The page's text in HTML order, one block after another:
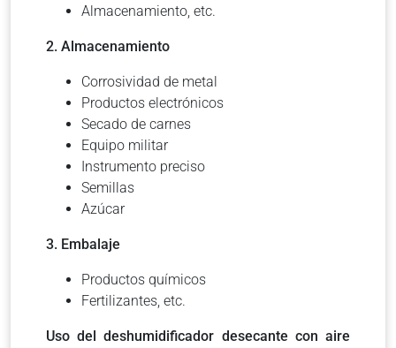
Almacenamiento, etc.
2. Almacenamiento
Corrosividad de metal
Productos electrónicos
Secado de carnes
Equipo militar
Instrumento preciso
Semillas
Azúcar
3. Embalaje
Productos químicos
Fertilizantes, etc.
Uso del deshumidificador desecante con aire